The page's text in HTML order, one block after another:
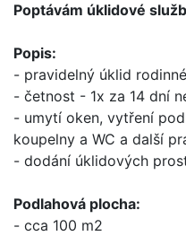
Poptávám úklidové
Popis:
- pravidelný úklid
- četnost - 1x za 14 dní
- umytí oken, vytření
koupelny a WC a další
- dodání úklidových
Podlahová plocha:
- cca 100 m2